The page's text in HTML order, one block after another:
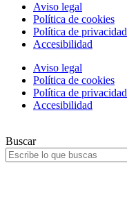
Aviso legal
Política de cookies
Política de privacidad
Accesibilidad
Aviso legal
Política de cookies
Política de privacidad
Accesibilidad
Buscar